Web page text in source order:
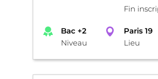
Fin
Bac +2
Niveau
Paris 19
Lieu